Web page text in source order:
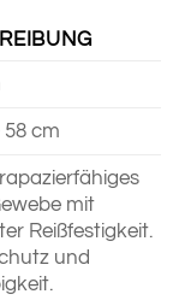
58 cm
mit
Reißfestigkeit.
und